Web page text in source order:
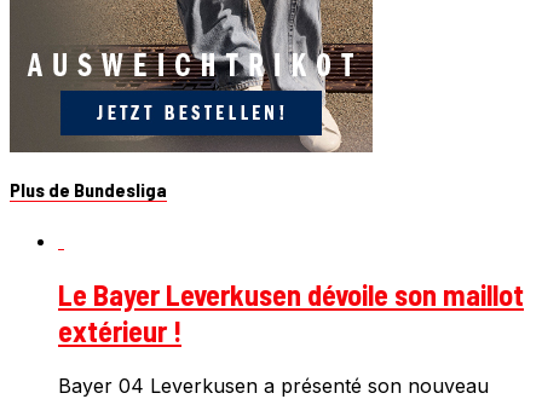
Plus de Bundesliga
Le Bayer Leverkusen dévoile son maillot
extérieur !
Bayer 04 Leverkusen a présenté son nouveau